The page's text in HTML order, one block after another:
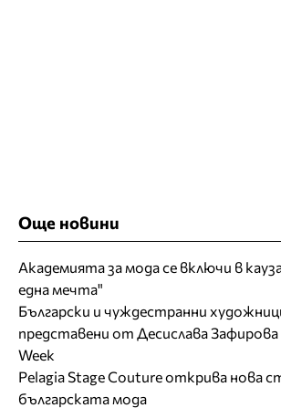
Още новини
Академията за мода се включи в
една мечта"
Български и чуждестранни
представени от Десислава
Week
Pelagia Stage Couture открива нова
българската мода